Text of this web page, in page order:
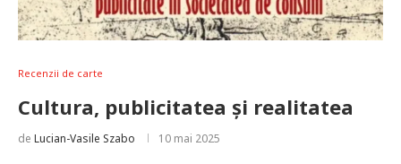
Recenzii de carte
Cultura, publicitatea și realitatea
de Lucian-Vasile Szabo 10 mai 2025